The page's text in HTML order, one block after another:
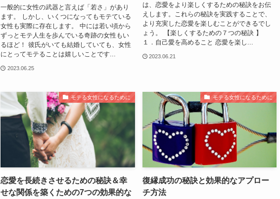
一般的に女性の武器と言えば「若さ」があり
ます。 しかし、いくつになってもモテている
女性も実際に存在します。 中には若い頃から
ずっとモテ人生を歩んでいる奇跡の女性もい
るほど！ 彼氏がいても結婚していても、女性
にとってモテることは嬉しいことです...
2023.06.25
は、恋愛をより楽しくするための秘訣をお伝
えします。これらの秘訣を実践することで、
より充実した恋愛を楽しむことができるでし
ょう。 【楽しくするための７つの秘訣 】
１．自己愛を高めること 恋愛を楽し...
2023.06.21
モテる女性になるために
恋愛を長続きさせるための秘訣＆幸
せな関係を築くための7つの効果的な
モテる女性になるために
復縁成功の秘訣と効果的なアプロー
チ方法